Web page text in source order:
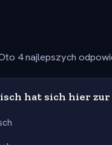
4 najlepszych
hat sich hier